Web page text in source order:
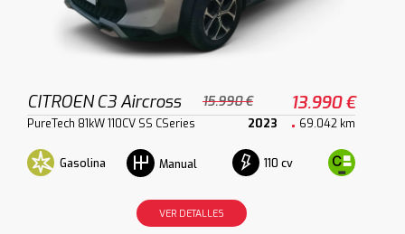
CITROEN C3 Aircross 15.990 € 13.990 €
PureTech 81kW 110CV SS CSeries 2023 69.042 km
Gasolina Manual 110 cv
VER DETALLES